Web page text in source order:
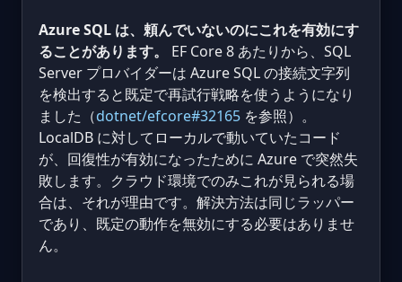
Azure SQL は、頼んでいないのにこれを有効にす
ることがあります。
EF Core 8 あたりから、SQL
Server プロバイダーは Azure SQL の接続文字列
を検出すると既定で再試行戦略を使うようになり
ました（dotnet/efcore#32165 を参照）。
LocalDB に対してローカルで動いていたコード
が、回復性が有効になったために Azure で突然失
敗します。クラウド環境でのみこれが見られる場
合は、それが理由です。解決方法は同じラッパー
であり、既定の動作を無効にする必要はありませ
ん。